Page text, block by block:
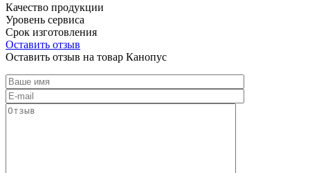
Качество продукции
Уровень сервиса
Срок изготовления
Оставить отзыв
Оставить отзыв на товар Канопус